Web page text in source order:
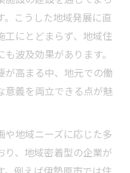
こうした地域発展に直
工にとどまらず、地域住
波及効果があります。
が高まる中、地元での働
意義を両立できる点が魅
地域ニーズに応じた多
り、地域密着型の企業が